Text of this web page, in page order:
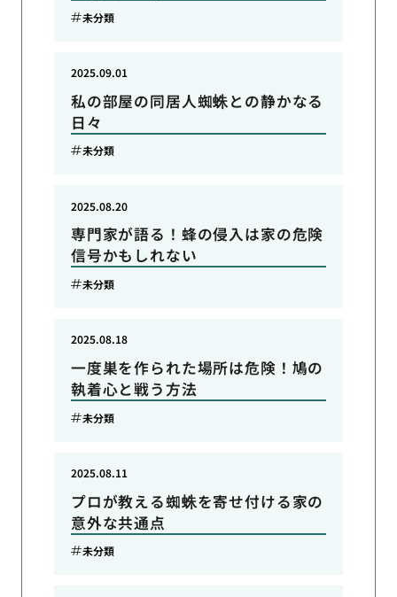
未分類
私の部屋の同居人蜘蛛との静かなる
日々
2025.09.01
未分類
専門家が語る！蜂の侵入は家の危険
信号かもしれない
2025.08.20
未分類
一度巣を作られた場所は危険！鳩の
執着心と戦う方法
2025.08.18
未分類
プロが教える蜘蛛を寄せ付ける家の
意外な共通点
2025.08.11
未分類